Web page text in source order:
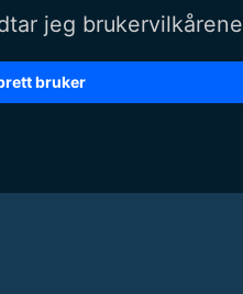
jeg brukervilkårene
bruker